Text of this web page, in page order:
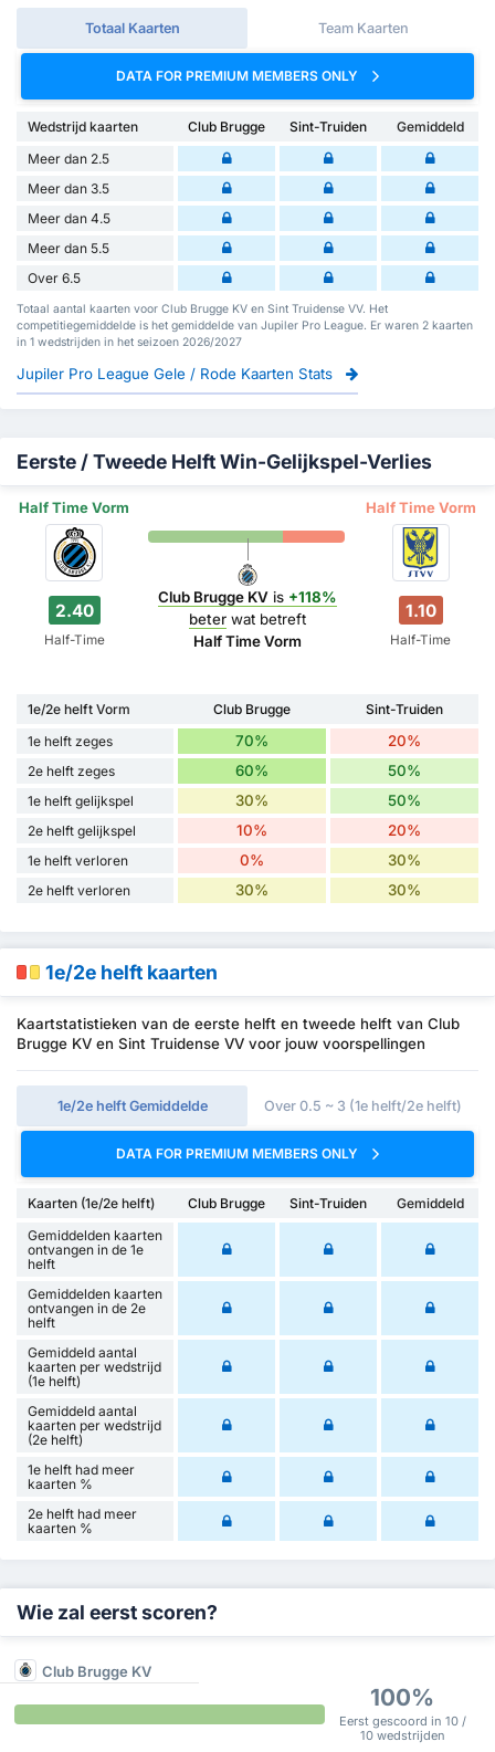
Totaal Kaarten Team Kaarten
DATA FOR PREMIUM MEMBERS ONLY
Wedstrijd kaarten Club Brugge Sint-Truiden
Gemiddeld
Meer dan 2.5
Meer dan 3.5
Meer dan 4.5
Meer dan 5.5
Over 6.5
Totaal aantal kaarten voor Club Brugge KV en Sint Truidense VV. Het
competitiegemiddelde is het gemiddelde van Jupiler Pro League. Er waren 2 kaarten
in 1 wedstrijden in het seizoen 2026/2027
Jupiler Pro League Gele / Rode Kaarten Stats
Eerste / Tweede Helft Win-Gelijkspel-Verlies
Half Time Vorm Half Time Vorm
2.40
Half-Time
Club Brugge KVis +118%
beterwat betreft
Half Time Vorm
1.10
Half-Time
1e/2e helft Vorm Club Brugge
Sint-Truiden
1e helft zeges
70% 20%
2e helft zeges 60% 50%
1e helft gelijkspel 30% 50%
2e helft gelijkspel 10% 20%
1e helft verloren 0% 30%
2e helft verloren 30% 30%
1e/2e helft kaarten
Kaartstatistieken van de eerste helft en tweede helft van Club
Brugge KV en Sint Truidense VV voor jouw voorspellingen
1e/2e helft Gemiddelde Over 0.5 ~ 3 (1e helft/2e helft)
DATA FOR PREMIUM MEMBERS ONLY
Kaarten (1e/2e helft) Club Brugge Sint-Truiden
Gemiddeld
Gemiddelden kaarten
ontvangen in de 1e
helft
Gemiddelden kaarten
ontvangen in de 2e
helft
Gemiddeld aantal
kaarten per wedstrijd
(1e helft)
Gemiddeld aantal
kaarten per wedstrijd
(2e helft)
1e helft had meer
kaarten %
2e helft had meer
kaarten %
Wie zal eerst scoren?
Club Brugge KV
100%
Eerst gescoord in 10 /
10 wedstrijden